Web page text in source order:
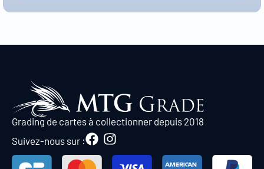
Grading de cartes à collectionner depuis 2018
Suivez-nous sur :